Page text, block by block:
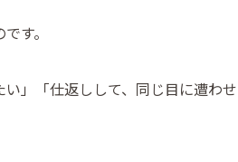
す。
」「仕返しして、同じ目に遭わ